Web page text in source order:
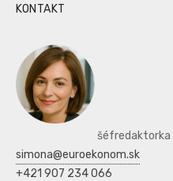
KONTAKT
šéfredaktorka
simona@euroekonom.sk
+421 907 234 066